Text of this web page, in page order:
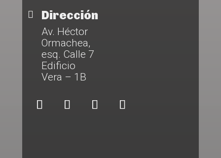
 Dirección
Av. Héctor
Ormachea,
esq. Calle 7
Edificio
Vera – 1B